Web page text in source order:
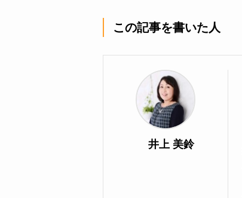
この記事を書いた人
井上 美鈴